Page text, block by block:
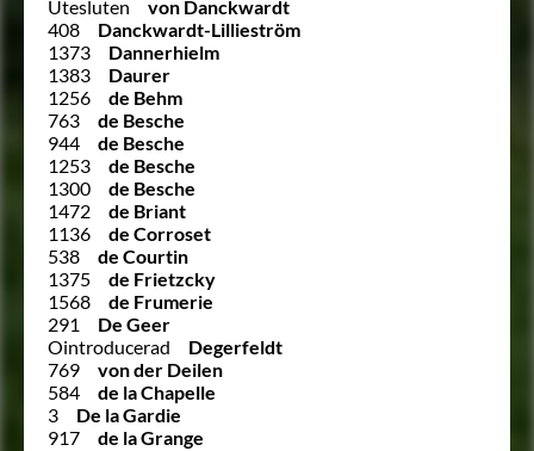
Utesluten
von Danckwardt
408
Danckwardt-Lillieström
1373
Dannerhielm
1383
Daurer
1256
de Behm
763
de Besche
944
de Besche
1253
de Besche
1300
de Besche
1472
de Briant
1136
de Corroset
538
de Courtin
1375
de Frietzcky
1568
de Frumerie
291
De Geer
Ointroducerad
Degerfeldt
769
von der Deilen
584
de la Chapelle
3
De la Gardie
917
de la Grange